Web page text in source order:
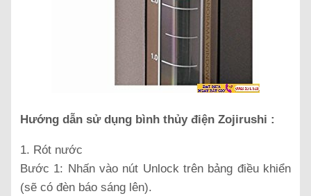
Hướng dẫn sử dụng bình thủy điện Zojirushi :
1. Rót nước
Bước 1: Nhấn vào nút Unlock trên bảng điều khiển
(sẽ có đèn báo sáng lên).